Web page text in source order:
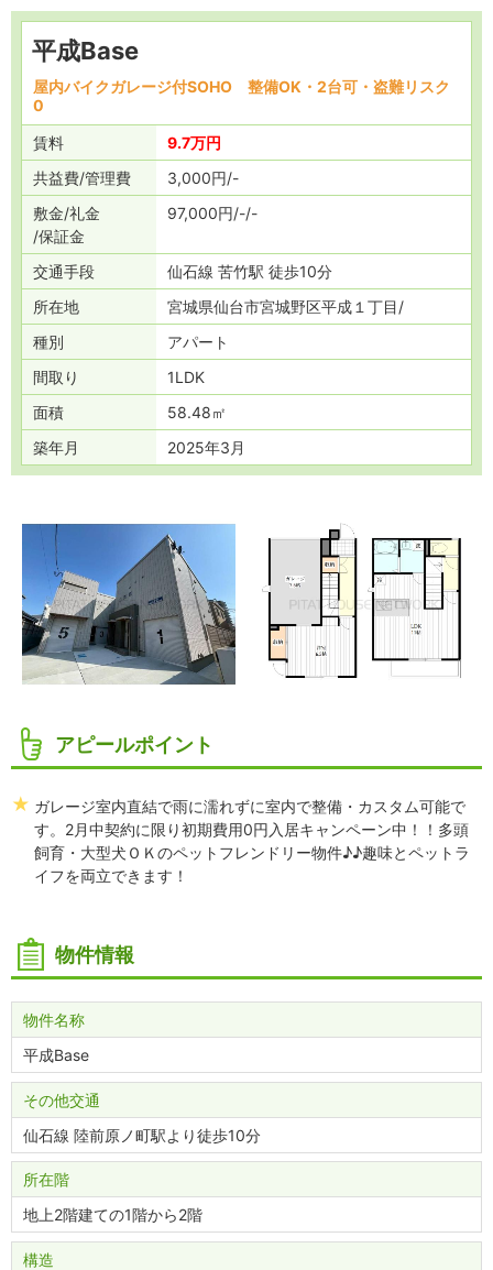
平成Base
屋内バイクガレージ付SOHO 整備OK・2台可・盗難リスク
0
賃料
9.7万円
共益費 管理費 3,000円 -
敷金 礼金
保証金
97,000円 - -
交通手段
仙石線 苦竹駅 徒歩10分
所在地
宮城県仙台市宮城野区平成１丁目
種別
アパート
間取り
1LDK
面積
58.48㎡
築年月
2025年3月
アピールポイント
ガレージ室内直結で雨に濡れずに室内で整備・カスタム可能で
す。2月中契約に限り初期費用0円入居キャンペーン中！！多頭
飼育・大型犬ＯＫのペットフレンドリー物件♪♪趣味とペットラ
イフを両立できます！
物件情報
物件名称
平成Base
その他交通
仙石線 陸前原ノ町駅より徒歩10分
所在階
地上2階建ての1階から2階
構造